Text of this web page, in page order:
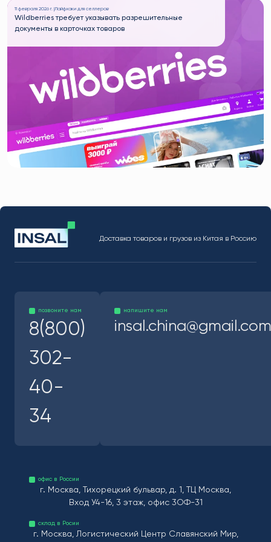
11 февраля 2026 г. | Лайфхаки для селлеров
Wildberries требует указывать разрешительные
документы в карточках товаров
Доставка товаров и грузов из Китая в Россию
позвоните нам
8(800)
302-
40-
34
напишите нам
insal.china@gmail.com
офис в России
г. Москва, Тихорецкий бульвар, д. 1, ТЦ Москва,
Вход У4-16, 3 этаж, офис 3ОФ-31
склад в Росии
г. Москва, Логистический Центр Славянский Мир,